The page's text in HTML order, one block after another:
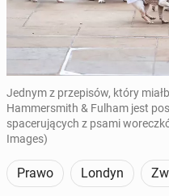
Jednym z przepisów, który
Hammersmith & Fulham jest
spacerujących z psami
Images)
Prawo Londyn